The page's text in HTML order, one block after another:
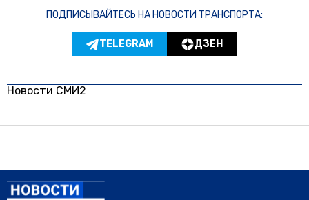
ПОДПИСЫВАЙТЕСЬ НА НОВОСТИ ТРАНСПОРТА:
TELEGRAM ДЗЕН
Новости СМИ2